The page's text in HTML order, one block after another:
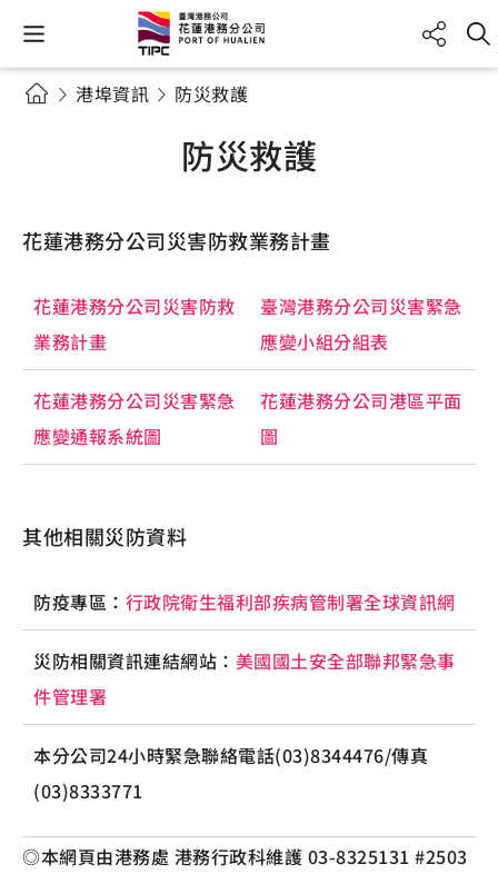
港埠資訊 防災救護
防災救護
花蓮港務分公司災害防救業務計畫
花蓮港務分公司災害防救
業務計畫
臺灣港務分公司災害緊急
應變小組分組表
花蓮港務分公司災害緊急
應變通報系統圖
花蓮港務分公司港區平面
圖
其他相關災防資料
防疫專區： 行政院衛生福利部疾病管制署全球資訊網
災防相關資訊連結網站： 美國國土安全部聯邦緊急事
件管理署
本分公司24小時緊急聯絡電話(03)8344476/傳真
(03)8333771
◎本網頁由港務處 港務行政科維護 03-8325131 #2503